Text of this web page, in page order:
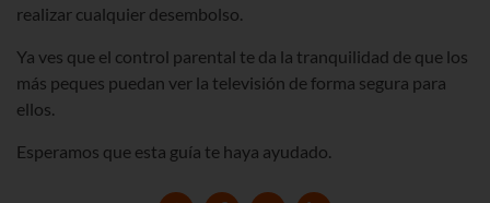
realizar cualquier desembolso.
Ya ves que el control parental te da la tranquilidad de que los
más peques puedan ver la televisión de forma segura para
ellos.
Esperamos que esta guía te haya ayudado.